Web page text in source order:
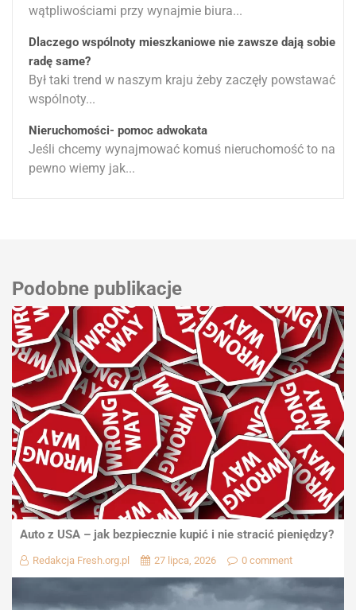
wątpliwościami przy wynajmie biura...
Dlaczego wspólnoty mieszkaniowe nie zawsze dają sobie
radę same?
Był taki trend w naszym kraju żeby zaczęły powstawać
wspólnoty...
Nieruchomości- pomoc adwokata
Jeśli chcemy wynajmować komuś nieruchomość to na
pewno wiemy jak...
Podobne publikacje
Auto z USA – jak bezpiecznie kupić i nie stracić pieniędzy?
Redakcja Fresh.org.pl 27 lipca, 2026 0 comment